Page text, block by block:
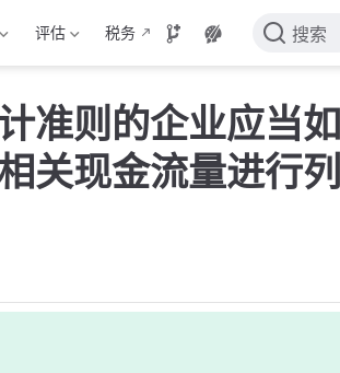
评估 税务 搜索
准则的企业应当
关现金流量进行列